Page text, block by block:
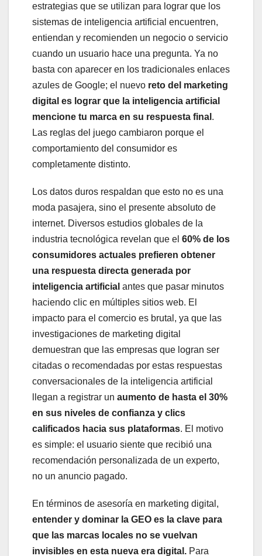
estrategias que se utilizan para lograr que los
sistemas de inteligencia artificial encuentren,
entiendan y recomienden un negocio o servicio
cuando un usuario hace una pregunta. Ya no
basta con aparecer en los tradicionales enlaces
azules de Google; el nuevo reto del marketing
digital es lograr que la inteligencia artificial
mencione tu marca en su respuesta final .
Las reglas del juego cambiaron porque el
comportamiento del consumidor es
completamente distinto.
Los datos duros respaldan que esto no es una
moda pasajera, sino el presente absoluto de
internet. Diversos estudios globales de la
industria tecnológica revelan que el 60% de los
consumidores actuales prefieren obtener
una respuesta directa generada por
inteligencia artificial antes que pasar minutos
haciendo clic en múltiples sitios web. El
impacto para el comercio es brutal, ya que las
investigaciones de marketing digital
demuestran que las empresas que logran ser
citadas o recomendadas por estas respuestas
conversacionales de la inteligencia artificial
llegan a registrar un aumento de hasta el 30%
en sus niveles de confianza y clics
calificados hacia sus plataformas. El motivo
es simple: el usuario siente que recibió una
recomendación personalizada de un experto,
no un anuncio pagado.
En términos de asesoría en marketing digital,
entender y dominar la GEO es la clave para
que las marcas locales no se vuelvan
invisibles en esta nueva era digital. Para